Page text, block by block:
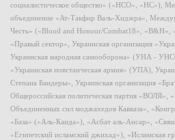
социалистическое общество» («НСО», «НС»),
объединение «Ат-Такфир Валь-Хиджра»,
Честь» («Blood and Honour/Combat18», «B&H»,
«Правый сектор», Украинская организация
Украинская народная самооборона» (УНА -
«Украинская повстанческая армия» (УПА),
Степана Бандеры», Украинская организация
Общероссийская политическая партия
Объединенных сил моджахедов Кавказа»,
«База» («Аль-Каида»), «Асбат аль-Ансар»,
«Египетский исламский джихад»), «Исламская